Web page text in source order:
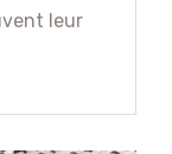
leur